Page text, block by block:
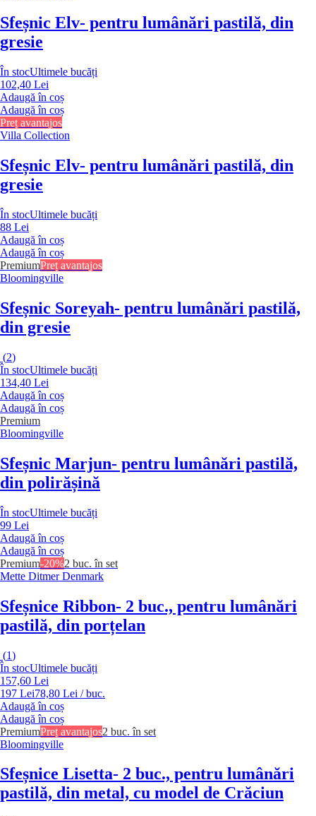
Sfeșnic Elv- pentru lumânări pastilă, din
gresie
În stocUltimele bucăți
102,40 Lei
Adaugă în coș
Adaugă în coș
Preț avantajos
Villa Collection
Sfeșnic Elv- pentru lumânări pastilă, din
gresie
În stocUltimele bucăți
88 Lei
Adaugă în coș
Adaugă în coș
PremiumPreț avantajos
Bloomingville
Sfeșnic Soreyah- pentru lumânări pastilă,
din gresie
(2)
În stocUltimele bucăți
134,40 Lei
Adaugă în coș
Adaugă în coș
Premium
Bloomingville
Sfeșnic Marjun- pentru lumânări pastilă,
din polirășină
În stocUltimele bucăți
99 Lei
Adaugă în coș
Adaugă în coș
Premium-20%2 buc. în set
Mette Ditmer Denmark
Sfeșnice Ribbon- 2 buc., pentru lumânări
pastilă, din porțelan
(1)
În stocUltimele bucăți
157,60 Lei
197 Lei78,80 Lei / buc.
Adaugă în coș
Adaugă în coș
PremiumPreț avantajos2 buc. în set
Bloomingville
Sfeșnice Lisetta- 2 buc., pentru lumânări
pastilă, din metal, cu model de Crăciun